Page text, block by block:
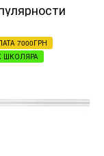
7000ГРН
ШКОЛЯРА